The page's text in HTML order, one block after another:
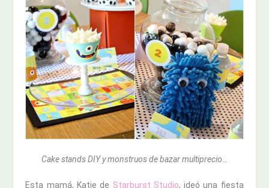
Cake stands DIY y monstruos de bazar multiprecio…
Esta mamá, Katie de Starburst Studio, ideó una fiesta